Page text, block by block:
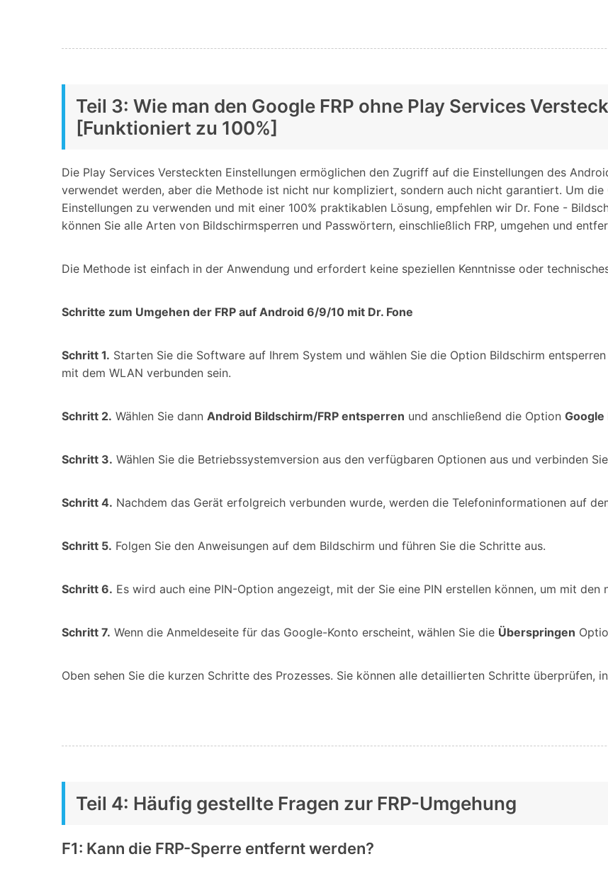
Teil 3: Wie man den Google FRP ohne Play Services
[Funktioniert zu 100%]
Die Play Services Versteckten Einstellungen ermöglichen den Zugriff auf die Einstellungen des
verwendet werden, aber die Methode ist nicht nur kompliziert, sondern auch nicht garantiert. Um die
Einstellungen zu verwenden und mit einer 100% praktikablen Lösung, empfehlen wir Dr. Fone -
können Sie alle Arten von Bildschirmsperren und Passwörtern, einschließlich FRP, umgehen und
Die Methode ist einfach in der Anwendung und erfordert keine speziellen Kenntnisse oder
Schritte zum Umgehen der FRP auf Android 6/9/10 mit Dr. Fone
Schritt 1. Starten Sie die Software auf Ihrem System und wählen Sie die Option Bildschirm
mit dem WLAN verbunden sein.
Schritt 2. Wählen Sie dann Android Bildschirm/FRP entsperren und anschließend die Option Google
Schritt 3. Wählen Sie die Betriebssystemversion aus den verfügbaren Optionen aus und verbinden
Schritt 4. Nachdem das Gerät erfolgreich verbunden wurde, werden die Telefoninformationen auf
Schritt 5. Folgen Sie den Anweisungen auf dem Bildschirm und führen Sie die Schritte aus.
Schritt 6. Es wird auch eine PIN-Option angezeigt, mit der Sie eine PIN erstellen können, um mit
Schritt 7. Wenn die Anmeldeseite für das Google-Konto erscheint, wählen Sie die Überspringen
Oben sehen Sie die kurzen Schritte des Prozesses. Sie können alle detaillierten Schritte überprüfen,
Teil 4: Häufig gestellte Fragen zur FRP-Umgehung
F1: Kann die FRP-Sperre entfernt werden?